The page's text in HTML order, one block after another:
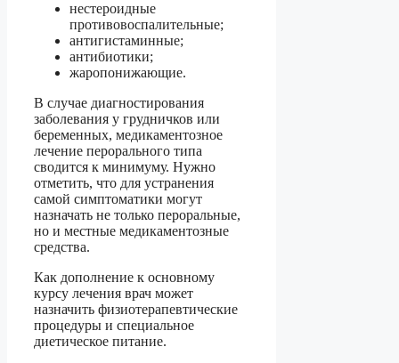
нестероидные
противовоспалительные;
антигистаминные;
антибиотики;
жаропонижающие.
В случае диагностирования
заболевания у грудничков или
беременных, медикаментозное
лечение перорального типа
сводится к минимуму. Нужно
отметить, что для устранения
самой симптоматики могут
назначать не только пероральные,
но и местные медикаментозные
средства.
Как дополнение к основному
курсу лечения врач может
назначить физиотерапевтические
процедуры и специальное
диетическое питание.